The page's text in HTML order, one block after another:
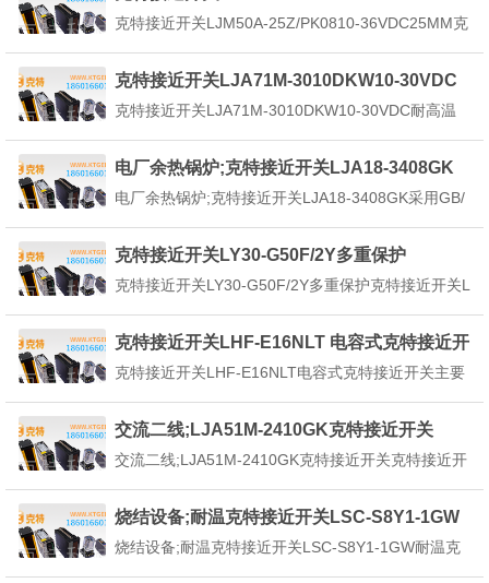
检测体克特接近开关的感应区域，开关就能无接触，
无压力、无火花、迅速发出电...
25MM
克特接近开关LJM50A-25Z/PK0810-36VDC25MM克
概述:电感式克特接近开关属于一种有开关量输出的位
置传感器，它由LC高频振荡器和放大处理电路组
成，...
克特接近开关LJA71M-3010DKW10-30VDC
耐高温
克特接近开关LJA71M-3010DKW10-30VDC耐高温
有二种安b方法：平齐安b和非平齐安b。平齐安b：克
特接近开关头顶部能够和金属材料安b支撑架相平安
b。非平齐安b：克特接近开关头顶部...
电厂余热锅炉;克特接近开关LJA18-3408GK
电厂余热锅炉;克特接近开关LJA18-3408GK采用GB/
以实现检测、控制并与输出环节全盘无触点化的新型
开关元件。当开关接近某一物体时即发出感应信号。
当金属目标接近这一磁场，并达...
克特接近开关LY30-G50F/2Y多重保护
克特接近开关LY30-G50F/2Y多重保护克特接近开关L
过热保护等它能感知一切与磁有关的物理量，又能输
出相关的电控信息，具有无触点、无磨损、无火花、
低功耗、寿命长、灵敏度高、工作频率...
克特接近开关LHF-E16NLT 电容式克特接近开
关
克特接近开关LHF-E16NLT电容式克特接近开关主要
电路（内置浪涌保护电路，内置过流保护电路）寿命
长，可靠性，经济且操作简单通过红色LED灯可确认
克特接近开关工作状态IP67防护等级（IE...
交流二线;LJA51M-2410GK克特接近开关
交流二线;LJA51M-2410GK克特接近开关克特接近开
金属物体，铜，铁2、具有浪涌保护功能3、外壳材
料：不锈钢4、防护等级IP675、使用芯片制造6、M3
0精准小巧耐用，快速7、检...
烧结设备;耐温克特接近开关LSC-S8Y1-1GW
烧结设备;耐温克特接近开关LSC-S8Y1-1GW耐温克